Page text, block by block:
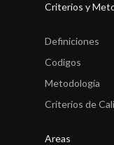
Criterios y
Definiciones
Codigos
Metodología
Criterios de
Areas